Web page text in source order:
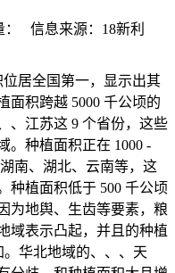
信息来源：18新利
居全国第一，显示出其
面积跨越 5000 千公顷的
、江苏这 9 个省份，这些
。种植面积正在 1000 -
南、湖北、云南等，这
种植面积低于 500 千公顷
为地舆、生齿等要素，粮
域表示凸起，并且的种植
。华北地域的、、、天